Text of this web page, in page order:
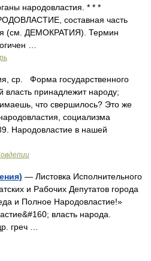
народовластия. * * *
составная часть
(см. ДЕМОКРАТИЯ). Термин
…
ср. Форма государственного
власть принадлежит народу;
что свершилось? Это же
социализма
Народовластие в нашей
— Листовка Исполнительного
и Рабочих Депутатов города
и Полное Народовластие!»
власть народа.
греч …